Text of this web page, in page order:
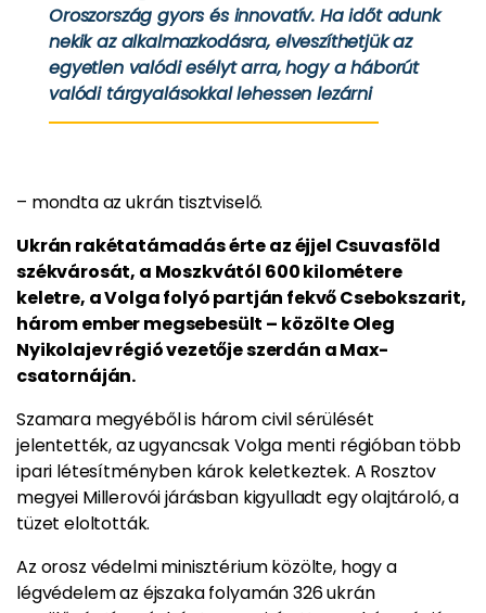
Oroszország gyors és innovatív. Ha időt adunk
nekik az alkalmazkodásra, elveszíthetjük az
egyetlen valódi esélyt arra, hogy a háborút
valódi tárgyalásokkal lehessen lezárni
– mondta az ukrán tisztviselő.
Ukrán rakétatámadás érte az éjjel Csuvasföld
székvárosát, a Moszkvától 600 kilométere
keletre, a Volga folyó partján fekvő Csebokszarit,
három ember megsebesült – közölte Oleg
Nyikolajev régió vezetője szerdán a Max-
csatornáján.
Szamara megyéből is három civil sérülését
jelentették, az ugyancsak Volga menti régióban több
ipari létesítményben károk keletkeztek. A Rosztov
megyei Millerovói járásban kigyulladt egy olajtároló, a
tüzet eloltották.
Az orosz védelmi minisztérium közölte, hogy a
légvédelem az éjszaka folyamán 326 ukrán